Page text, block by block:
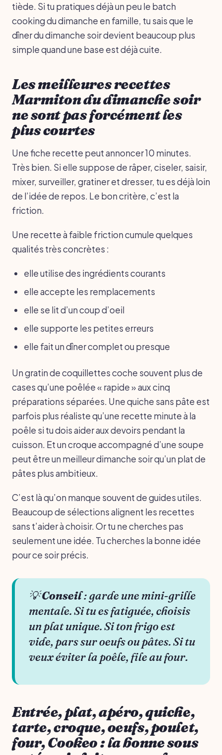
tiède. Si tu pratiques déjà un peu le batch
cooking du dimanche en famille, tu sais que le
dîner du dimanche soir devient beaucoup plus
simple quand une base est déjà cuite.
Les meilleures recettes
Marmiton du dimanche soir
ne sont pas forcément les
plus courtes
Une fiche recette peut annoncer 10 minutes.
Très bien. Si elle suppose de râper, ciseler, saisir,
mixer, surveiller, gratiner et dresser, tu es déjà loin
de l’idée de repos. Le bon critère, c’est la
friction.
Une recette à faible friction cumule quelques
qualités très concrètes :
elle utilise des ingrédients courants
elle accepte les remplacements
elle se lit d’un coup d’oeil
elle supporte les petites erreurs
elle fait un dîner complet ou presque
Un gratin de coquillettes coche souvent plus de
cases qu’une poêlée « rapide » aux cinq
préparations séparées. Une quiche sans pâte est
parfois plus réaliste qu’une recette minute à la
poêle si tu dois aider aux devoirs pendant la
cuisson. Et un croque accompagné d’une soupe
peut être un meilleur dimanche soir qu’un plat de
pâtes plus ambitieux.
C’est là qu’on manque souvent de guides utiles.
Beaucoup de sélections alignent les recettes
sans t’aider à choisir. Or tu ne cherches pas
seulement une idée. Tu cherches la bonne idée
pour ce soir précis.
💡Conseil: garde une mini-grille
mentale. Si tu es fatiguée, choisis
un plat unique. Si ton frigo est
vide, pars sur oeufs ou pâtes. Si tu
veux éviter la poêle, file au four.
Entrée, plat, apéro, quiche,
tarte, croque, oeufs, poulet,
four, Cookeo : la bonne sous